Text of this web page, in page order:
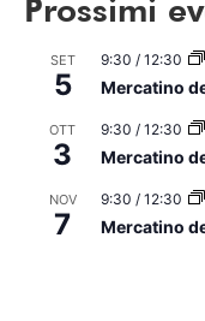
Prossimi
SET
5
9:30 / 12:30
Mercatino
OTT
3
9:30 / 12:30
Mercatino
NOV
7
9:30 / 12:30
Mercatino